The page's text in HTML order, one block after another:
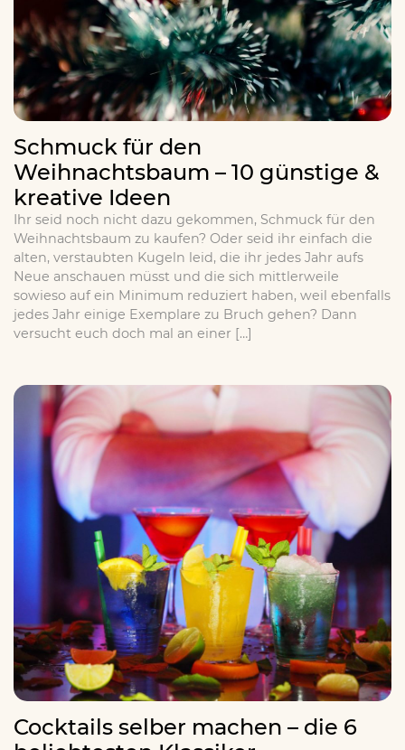
Schmuck für den
Weihnachtsbaum – 10 günstige &
kreative Ideen
Ihr seid noch nicht dazu gekommen, Schmuck für den
Weihnachtsbaum zu kaufen? Oder seid ihr einfach die
alten, verstaubten Kugeln leid, die ihr jedes Jahr aufs
Neue anschauen müsst und die sich mittlerweile
sowieso auf ein Minimum reduziert haben, weil ebenfalls
jedes Jahr einige Exemplare zu Bruch gehen? Dann
versucht euch doch mal an einer […]
Cocktails selber machen – die 6